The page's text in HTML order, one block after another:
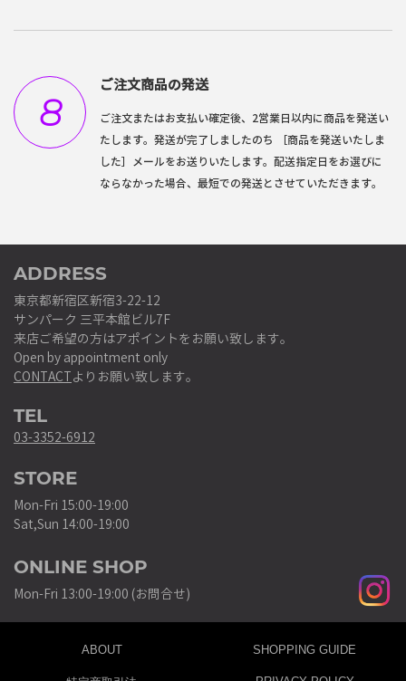
8
ご注文商品の発送
ご注文またはお支払い確定後、2営業日以内に商品を発送い
たします。発送が完了しましたのち ［商品を発送いたしま
した］メールをお送りいたします。配送指定日をお選びに
ならなかった場合、最短での発送とさせていただきます。
ADDRESS
東京都新宿区新宿3-22-12
サンパーク 三平本館ビル7F
来店ご希望の方はアポイントをお願い致します。
Open by appointment only
CONTACTよりお願い致します。
TEL
03-3352-6912
STORE
Mon-Fri 15:00-19:00
Sat,Sun 14:00-19:00
ONLINE SHOP
Mon-Fri 13:00-19:00 (お問合せ)
ABOUT SHOPPING GUIDE